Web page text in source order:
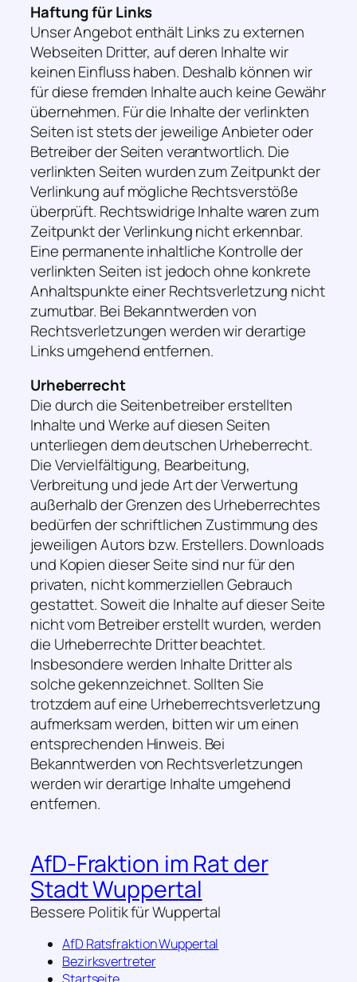
Haftung für Links
Unser Angebot enthält Links zu externen
Webseiten Dritter, auf deren Inhalte wir
keinen Einfluss haben. Deshalb können wir
für diese fremden Inhalte auch keine Gewähr
übernehmen. Für die Inhalte der verlinkten
Seiten ist stets der jeweilige Anbieter oder
Betreiber der Seiten verantwortlich. Die
verlinkten Seiten wurden zum Zeitpunkt der
Verlinkung auf mögliche Rechtsverstöße
überprüft. Rechtswidrige Inhalte waren zum
Zeitpunkt der Verlinkung nicht erkennbar.
Eine permanente inhaltliche Kontrolle der
verlinkten Seiten ist jedoch ohne konkrete
Anhaltspunkte einer Rechtsverletzung nicht
zumutbar. Bei Bekanntwerden von
Rechtsverletzungen werden wir derartige
Links umgehend entfernen.
Urheberrecht
Die durch die Seitenbetreiber erstellten
Inhalte und Werke auf diesen Seiten
unterliegen dem deutschen Urheberrecht.
Die Vervielfältigung, Bearbeitung,
Verbreitung und jede Art der Verwertung
außerhalb der Grenzen des Urheberrechtes
bedürfen der schriftlichen Zustimmung des
jeweiligen Autors bzw. Erstellers. Downloads
und Kopien dieser Seite sind nur für den
privaten, nicht kommerziellen Gebrauch
gestattet. Soweit die Inhalte auf dieser Seite
nicht vom Betreiber erstellt wurden, werden
die Urheberrechte Dritter beachtet.
Insbesondere werden Inhalte Dritter als
solche gekennzeichnet. Sollten Sie
trotzdem auf eine Urheberrechtsverletzung
aufmerksam werden, bitten wir um einen
entsprechenden Hinweis. Bei
Bekanntwerden von Rechtsverletzungen
werden wir derartige Inhalte umgehend
entfernen.
AfD-Fraktion im Rat der
Stadt Wuppertal
Bessere Politik für Wuppertal
AfD Ratsfraktion Wuppertal
Bezirksvertreter